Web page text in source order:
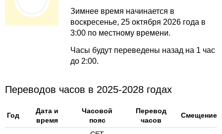
Зимнее время начинается в
воскресенье, 25 октября 2026 года в
3:00 по местному времени.
Часы будут переведены назад на 1 час
до 2:00.
Переводов часов в 2025-2028 годах
Год
Дата и
время
Часовой
пояс
Перевод
часов
Смещение